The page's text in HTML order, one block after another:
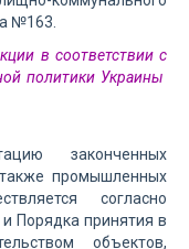
№163.
в соответствии с
политики Украины
законченных
промышленных
согласно
Порядка принятия в
объектов,